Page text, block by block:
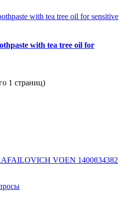
with tea tree oil for
1 страниц)
VOEN 1400834382